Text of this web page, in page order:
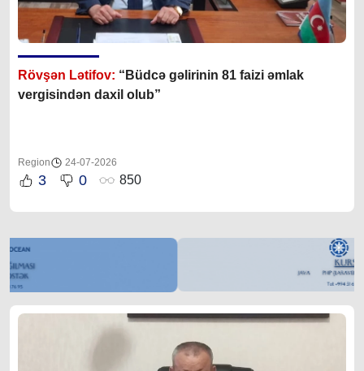
Rövşən Lətifov: “Büdcə gəlirinin 81 faizi əmlak
vergisindən daxil olub”
Region 24-07-2026
3 0 850